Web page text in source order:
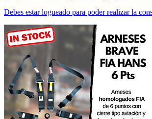
Debes estar logueado para poder realizar la